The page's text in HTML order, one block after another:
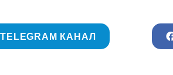
КАНАЛ